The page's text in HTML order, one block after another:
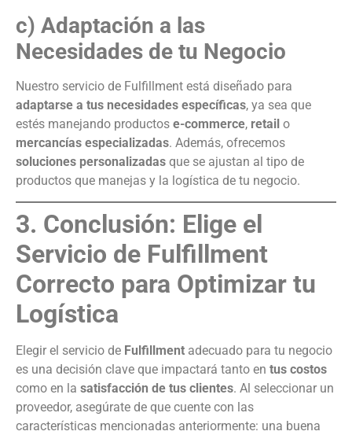
c) Adaptación a las
Necesidades de tu Negocio
Nuestro servicio de Fulfillment está diseñado para
adaptarse a tus necesidades específicas, ya sea que
estés manejando productos e-commerce, retail o
mercancías especializadas. Además, ofrecemos
soluciones personalizadas que se ajustan al tipo de
productos que manejas y la logística de tu negocio.
3. Conclusión: Elige el
Servicio de Fulfillment
Correcto para Optimizar tu
Logística
Elegir el servicio de Fulfillment adecuado para tu negocio
es una decisión clave que impactará tanto en tus costos
como en la satisfacción de tus clientes. Al seleccionar un
proveedor, asegúrate de que cuente con las
características mencionadas anteriormente: una buena